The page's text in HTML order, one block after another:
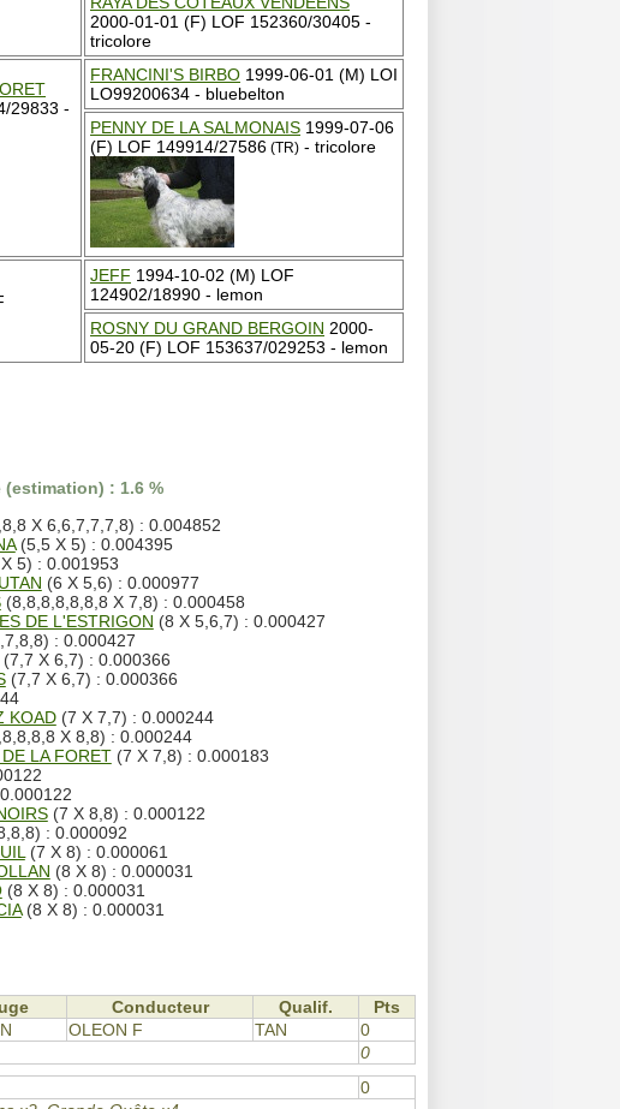
2000-01-01 (F) LOF 152360/30405 -
tricolore
29833 -
FRANCINI'S BIRBO 1999-06-01 (M) LOI
LO99200634 - bluebelton
PENNY DE LA SALMONAIS 1999-07-06
(F) LOF 149914/27586 (TR) - tricolore
JEFF 1994-10-02 (M) LOF
124902/18990 - lemon
ROSNY DU GRAND BERGOIN 2000-
05-20 (F) LOF 153637/029253 - lemon
: 1.6 %
X 6,6,7,7,7,8) : 0.004852
(5,5 X 5) : 0.004395
5) : 0.001953
(6 X 5,6) : 0.000977
(8,8,8,8,8,8,8 X 7,8) : 0.000458
DE L'ESTRIGON (8 X 5,6,7) : 0.000427
: 0.000427
X 6,7) : 0.000366
(7,7 X 6,7) : 0.000366
KOAD(7 X 7,7) : 0.000244
X 8,8) : 0.000244
LA FORET(7 X 7,8) : 0.000183
(7 X 8,8) : 0.000122
: 0.000092
(7 X 8) : 0.000061
(8 X 8) : 0.000031
(8 X 8) : 0.000031
(8 X 8) : 0.000031
Conducteur Qualif.
Pts
OLEON F TAN
0
0
0